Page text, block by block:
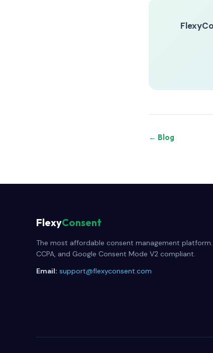
← Blog
FlexyConsent
The most affordable consent management platform.
CCPA, and Google Consent Mode V2 compliant.
Email: support@flexyconsent.com